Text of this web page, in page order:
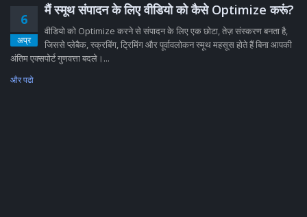
6
अप्र
मैं स्मूथ संपादन के लिए वीडियो को कैसे Optimize करूं?
वीडियो को Optimize करने से संपादन के लिए एक छोटा, तेज़ संस्करण बनता है,
जिससे प्लेबैक, स्क्रबिंग, ट्रिमिंग और पूर्वावलोकन स्मूथ महसूस होते हैं बिना आपकी
अंतिम एक्सपोर्ट गुणवत्ता बदले।...
और पढो